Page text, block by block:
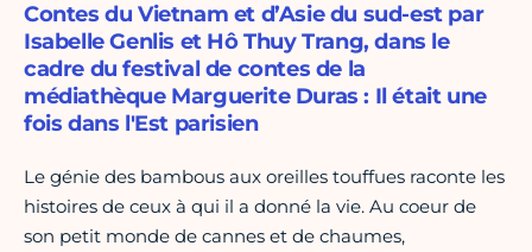
Contes du Vietnam et d’Asie du sud-est par
Isabelle Genlis et Hô Thuy Trang, dans le
cadre du festival de contes de la
médiathèque Marguerite Duras : Il était une
fois dans l'Est parisien
Le génie des bambous aux oreilles touffues raconte les
histoires de ceux à qui il a donné la vie. Au coeur de
son petit monde de cannes et de chaumes,